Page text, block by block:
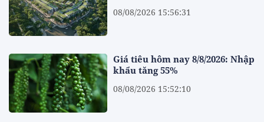
08/08/2026 15:56:31
Giá tiêu hôm nay 8/8/2026: Nhập
khẩu tăng 55%
08/08/2026 15:52:10